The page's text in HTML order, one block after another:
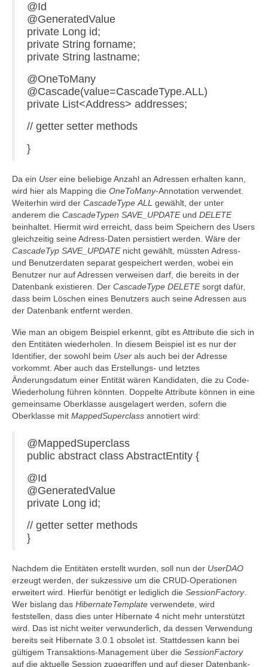
@Id
@GeneratedValue
private Long id;
private String forname;
private String lastname;
@OneToMany
@Cascade(value=CascadeType.ALL)
private List<Address> addresses;
// getter setter methods
}
Da ein User eine beliebige Anzahl an Adressen erhalten kann,
wird hier als Mapping die OneToMany-Annotation verwendet.
Weiterhin wird der CascadeType ALL gewählt, der unter
anderem die CascadeTypen SAVE_UPDATEund DELETE
beinhaltet. Hiermit wird erreicht, dass beim Speichern des Users
gleichzeitig seine Adress-Daten persistiert werden. Wäre der
CascadeTyp SAVE_UPDATEnicht gewählt, müssten Adress-
und Benutzerdaten separat gespeichert werden, wobei ein
Benutzer nur auf Adressen verweisen darf, die bereits in der
Datenbank existieren. Der CascadeType DELETEsorgt dafür,
dass beim Löschen eines Benutzers auch seine Adressen aus
der Datenbank entfernt werden.
Wie man an obigem Beispiel erkennt, gibt es Attribute die sich in
den Entitäten wiederholen. In diesem Beispiel ist es nur der
Identifier, der sowohl beim User als auch bei der Adresse
vorkommt. Aber auch das Erstellungs- und letztes
Änderungsdatum einer Entität wären Kandidaten, die zu Code-
Wiederholung führen könnten. Doppelte Attribute können in eine
gemeinsame Oberklasse ausgelagert werden, sofern die
Oberklasse mit MappedSuperclass annotiert wird:
@MappedSuperclass
public abstract class AbstractEntity {
@Id
@GeneratedValue
private Long id;
// getter setter methods
}
Nachdem die Entitäten erstellt wurden, soll nun der UserDAO
erzeugt werden, der sukzessive um die CRUD-Operationen
erweitert wird. Hierfür benötigt er lediglich die SessionFactory.
Wer bislang das HibernateTemplate verwendete, wird
feststellen, dass dies unter Hibernate 4 nicht mehr unterstützt
wird. Das ist nicht weiter verwunderlich, da dessen Verwendung
bereits seit Hibernate 3.0.1 obsolet ist. Stattdessen kann bei
gültigem Transaktions-Management über die SessionFactory
auf die aktuelle Session zugegriffen und auf dieser Datenbank-